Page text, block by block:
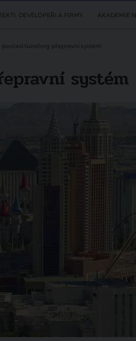
DEVELOPEŘI A FIRMY AKADEMIE
postaví tunelový přepravní systém
systém